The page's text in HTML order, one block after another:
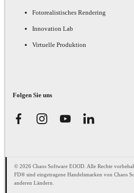
Fotorealistisches Rendering
Innovation Lab
Virtuelle Produktion
Folgen Sie uns
© 2026 Chaos Software EOOD. Alle Rechte
FD® sind eingetragene Handelsmarken von Chaos
anderen Ländern.